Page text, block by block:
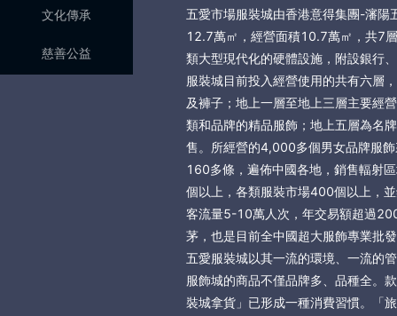
文化傳承
慈善公益
五愛市場服裝城由香港意得集團-瀋
12.7萬㎡，經營面積10.7萬㎡，共7
類大型現代化的硬體設施，附設銀行
服裝城目前投入經營使用的共有六層
及褲子；地上一層至地上三層主要經
類和品牌的精品服飾；地上五層為名
售。所經營的4,000多個男女品牌服
160多條，遍佈中國各地，銷售輻射
個以上，各類服裝市場400個以上，
客流量5-10萬人次，年交易額超過
茅，也是目前全中國超大服飾專業批
五愛服裝城以其一流的環境、一流的
服飾城的商品不僅品牌多、品種全。
裝城拿貨」已形成一種消費習慣。「